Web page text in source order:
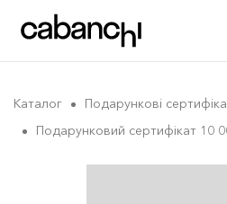
Каталог Подарункові
Подарунковий сертифікат 10